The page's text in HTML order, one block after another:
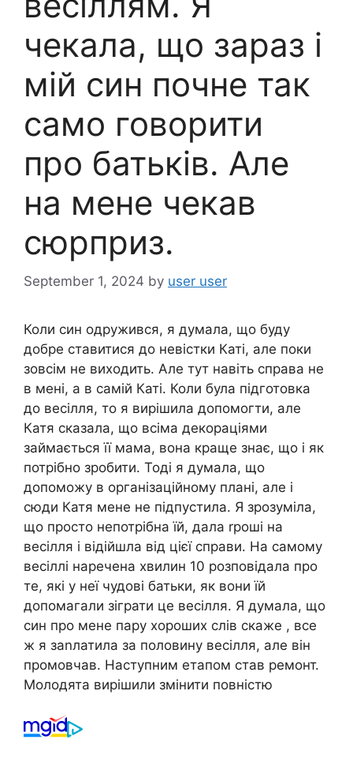
чекала, що зараз і
мій син почне так
само говорити
про батьків. Але
на мене чекав
сюрприз.
September 1, 2024 by user user
Коли син одружився, я думала, що буду
добре ставитися до невістки Каті, але поки
зовсім не виходить. Але тут навіть справа не
в мені, а в самій Каті. Коли була підготовка
до весілля, то я вирішила допомогти, але
Катя сказала, що всіма декораціями
займається її мама, вона краще знає, що і як
потрібно зробити. Тоді я думала, що
допоможу в організаційному плані, але і
сюди Катя мене не підпустила. Я зрозуміла,
що просто непотрібна їй, дала rроші на
весілля і відійшла від цієї справи. На самому
весіллі наречена хвилин 10 розповідала про
те, які у неї чудові батьки, як вони їй
допомагали зіграти це весілля. Я думала, що
син про мене пару хороших слів скаже , все
ж я заnлатила за половину весілля, але він
промовчав. Наступним етапом став ремонт.
Молодята вирішили змінити повністю